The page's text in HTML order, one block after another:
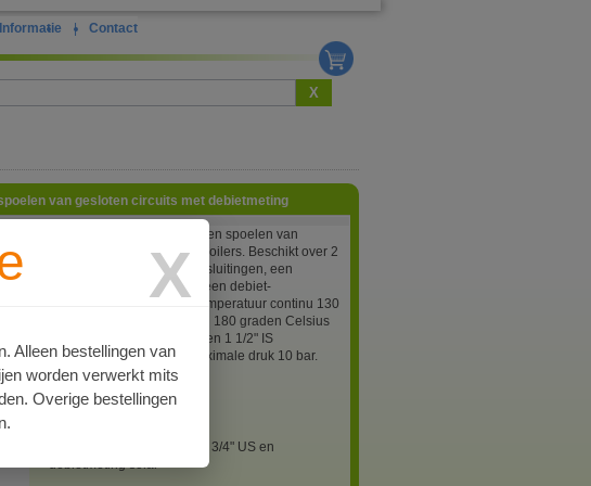
Informatie | Contact
X
X
Alleen bestellingen van
worden verwerkt mits
Overige bestellingen
van gesloten circuits met debietmeting
Aansluitset voor het vullen en spoelen van
gesloten circuits bij zonneboilers. Beschikt over 2
kogelkranen met slangaansluitingen, een
debietmeter 2-12L/min en een debiet-
instelkraantje. Maximale temperatuur continu 130
graden Celsius, kortstondig 180 graden Celsius
(20 seconden). Aansluitingen 1 1/2" IS
wartelmoer en 3/4" US. Maximale druk 10 bar.
artnr
45168362
Vul- en spoelunit 1 1/2" IS - 3/4" US en
debietmeting solar